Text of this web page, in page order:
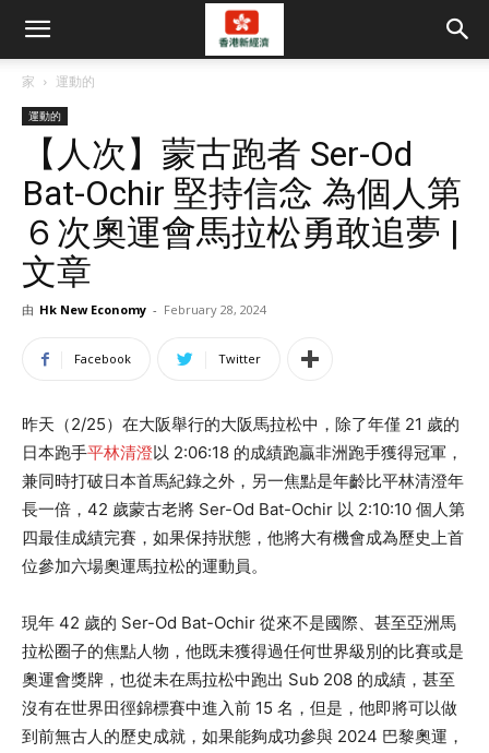
家 運動的
運動的
【人次】蒙古跑者 Ser-Od
Bat-Ochir 堅持信念 為個人第
６次奧運會馬拉松勇敢追夢 |
文章
由 Hk New Economy - February 28, 2024
Facebook Twitter
昨天（2/25）在大阪舉行的大阪馬拉松中，除了年僅 21 歲的
日本跑手平林清澄以 2:06:18 的成績跑贏非洲跑手獲得冠軍，
兼同時打破日本首馬紀錄之外，另一焦點是年齡比平林清澄年
長一倍，42 歲蒙古老將 Ser-Od Bat-Ochir 以 2:10:10 個人第
四最佳成績完賽，如果保持狀態，他將大有機會成為歷史上首
位參加六場奧運馬拉松的運動員。
現年 42 歲的 Ser-Od Bat-Ochir 從來不是國際、甚至亞洲馬
拉松圈子的焦點人物，他既未獲得過任何世界級別的比賽或是
奧運會獎牌，也從未在馬拉松中跑出 Sub 208 的成績，甚至
沒有在世界田徑錦標賽中進入前 15 名，但是，他即將可以做
到前無古人的歷史成就，如果能夠成功參與 2024 巴黎奧運，